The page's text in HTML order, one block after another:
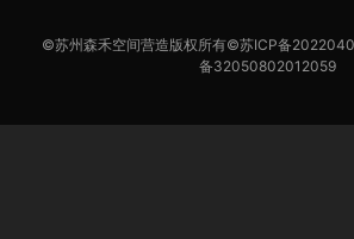
©苏州森禾空间营造版权所有©苏ICP备
备32050802012059